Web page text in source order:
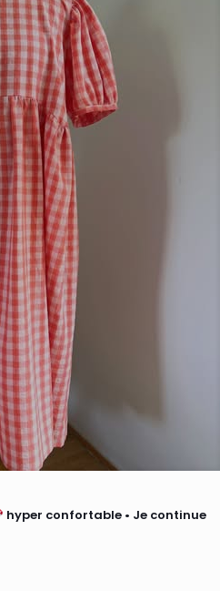
hyper confortable • Je continue